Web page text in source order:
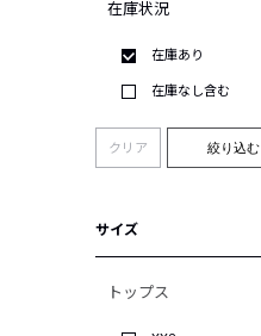
在庫状況
在庫あり
在庫なし含む
クリア 絞り込む
サイズ
トップス